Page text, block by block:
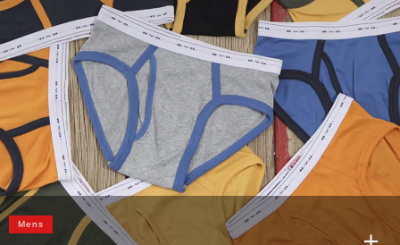
Mens